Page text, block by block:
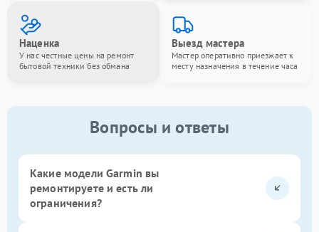
Наценка
У нас честные цены на ремонт
бытовой техники без обмана
Выезд мастера
Мастер оперативно приезжает к
месту назначения в течение часа
Вопросы и ответы
Какие модели Garmin вы
ремонтируете и есть ли
ограничения?